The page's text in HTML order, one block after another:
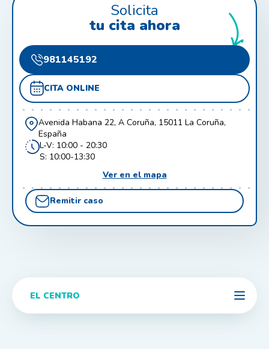
Solicita
tu cita ahora
981145192
CITA ONLINE
Avenida Habana 22, A Coruña, 15011 La Coruña,
España
L-V: 10:00 - 20:30
S: 10:00-13:30
Ver en el mapa
Remitir caso
EL CENTRO